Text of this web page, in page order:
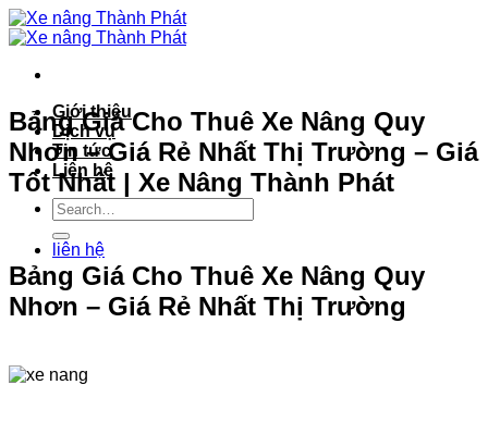
Bỏ
qua
dung
Giới thiệu
Dịch vụ
Tin tức
Liên hệ
liên hệ
Bảng Giá Cho Thuê Xe Nâng Quy
Nhơn – Giá Rẻ Nhất Thị Trường – Giá
Tốt Nhất | Xe Nâng Thành Phát
Bảng Giá Cho Thuê Xe Nâng Quy
Nhơn – Giá Rẻ Nhất Thị Trường